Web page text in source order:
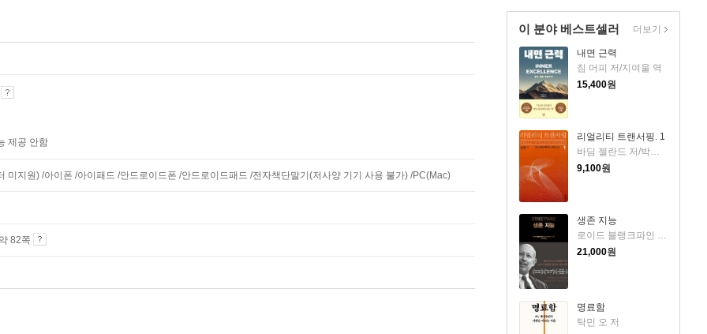
이 분야 베스트셀러
내면 근력
짐 머피 저/지여울 역
15,400원
리얼리티 트랜서핑. 1
바딤 젤란드 저/박인수 역
9,100원
생존 지능
로이드 블랭크파인 저/박선영 역
21,000원
명료함
탁민 오 저
더보기
제공 안함
미지원) /아이폰 /아이패드 /안드로이드폰 /안드로이드패드 /전자책단말기(저사양 기기 사용 불가) /PC(Mac)
82쪽